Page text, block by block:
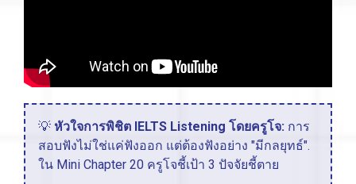
💡 หัวใจการพิชิต IELTS Listening โดยครูโจ: การ
สอบฟังไม่ใช่แค่ฟังออก แต่ต้องฟังอย่าง "มีกลยุทธ์".
ใน Mini Chapter 20 ครูโจชี้เป้า 3 ปัจจัยชี้ตาย